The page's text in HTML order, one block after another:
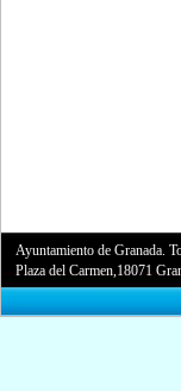
Ayuntamiento de Granada.
Plaza del Carmen,18071